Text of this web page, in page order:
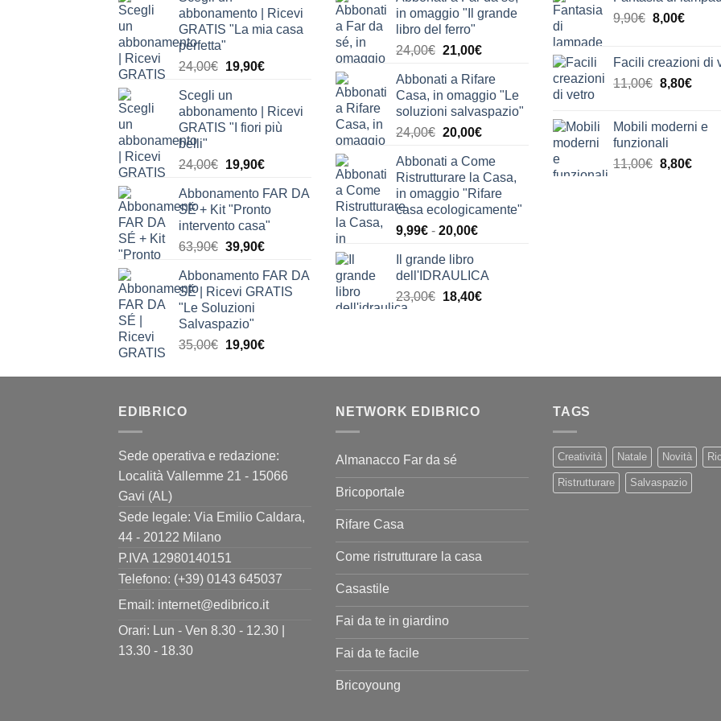
abbonamento | Ricevi
GRATIS "La mia casa
perfetta"
24,00€ Il
originale
era:
24,00€.
19,90€Il
è:
19,90€.
Scegli un
abbonamento | Ricevi
GRATIS "I fiori più
belli"
24,00€ Il
originale
era:
24,00€.
19,90€Il
attuale
è:
19,90€.
Abbonamento FAR DA
SÉ + Kit "Pronto
intervento casa"
63,90€ Il
originale
era:
63,90€.
39,90€Il
attuale
è:
Abbonamento FAR DA
SÉ | Ricevi GRATIS
"Le Soluzioni
Salvaspazio"
35,00€ Il
originale
19,90€Il
attuale
in omaggio "Il grande
libro del ferro"
24,00€ Il
originale
era:
24,00€.
21,00€Il
attuale
è:
21,00€.
Abbonati a Rifare
Casa, in omaggio "Le
soluzioni salvaspazio"
24,00€ Il
originale
era:
24,00€.
20,00€Il
attuale
è:
20,00€.
Abbonati a Come
Ristrutturare la Casa,
in omaggio "Rifare
casa ecologicamente"
9,99€ - 20,00€Fascia
da
9,99€
Il grande libro
dell'IDRAULICA
23,00€ Il
18,40€Il
9,90€ Il
era:
9,90€.
8,00€Il
è:
8,00€.
Facili creazioni di
11,00€ Il
era:
11,00€.
8,80€Il
è:
Mobili moderni e
funzionali
11,00€ Il
8,80€Il
EDIBRICO
Sede operativa e redazione:
Località Vallemme 21 - 15066
Gavi (AL)
Sede legale: Via Emilio Caldara,
44 - 20122 Milano
P.IVA 12980140151
Telefono: (+39) 0143 645037
Email: internet@edibrico.it
Orari: Lun - Ven 8.30 - 12.30 |
13.30 - 18.30
NETWORK EDIBRICO
Almanacco Far da sé
Bricoportale
Rifare Casa
Come ristrutturare la casa
Casastile
Fai da te in giardino
Fai da te facile
Bricoyoung
TAGS
Creatività Natale Novità
Ristrutturare Salvaspazio